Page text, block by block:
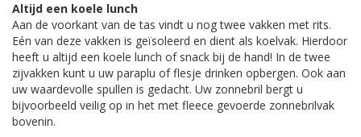
Altijd een koele lunch
Aan de voorkant van de tas vindt u nog twee vakken met rits.
Eén van deze vakken is geïsoleerd en dient als koelvak. Hierdoor
heeft u altijd een koele lunch of snack bij de hand! In de twee
zijvakken kunt u uw paraplu of flesje drinken opbergen. Ook aan
uw waardevolle spullen is gedacht. Uw zonnebril bergt u
bijvoorbeeld veilig op in het met fleece gevoerde zonnebrilvak
bovenin.